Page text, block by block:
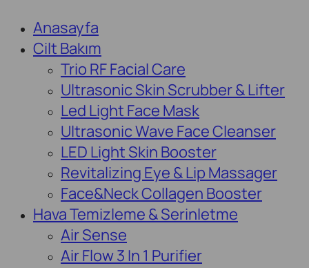
Anasayfa
Cilt Bakım
Trio RF Facial Care
Ultrasonic Skin Scrubber & Lifter
Led Light Face Mask
Ultrasonic Wave Face Cleanser
LED Light Skin Booster
Revitalizing Eye & Lip Massager
Face&Neck Collagen Booster
Hava Temizleme & Serinletme
Air Sense
Air Flow 3 In 1 Purifier